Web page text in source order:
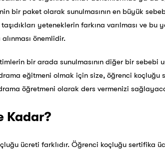
bir paket olarak sunulmasının en büyük
yeteneklerin farkına varılması ve bu
önemlidir.
bir arada sunulmasının diğer bir sebebi
eğitmeni olmak için size, öğrenci koçluğu
öğretmeni olarak ders vermenizi
Kadar?
ücreti farklıdır. Öğrenci koçluğu sertifika